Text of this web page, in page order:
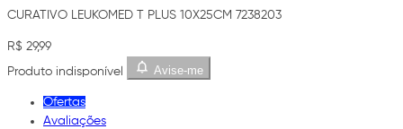
CURATIVO LEUKOMED T PLUS 10X25CM 7238203
R$ 29,99
Produto indisponível
Avise-me
Ofertas
Avaliações